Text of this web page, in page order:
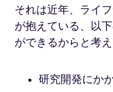
それは近年、ライ
が抱えている、以
ができるからと考え
研究開発にか